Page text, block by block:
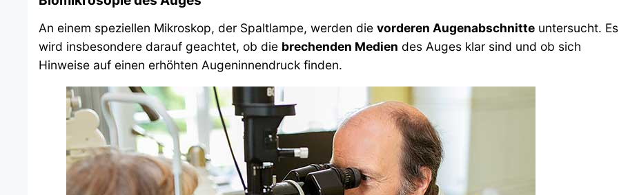
An einem speziellen Mikroskop, der Spaltlampe, werden die vorderen Augenabschnitte untersucht. Es
wird insbesondere darauf geachtet, ob die brechenden Medien des Auges klar sind und ob sich
Hinweise auf einen erhöhten Augeninnendruck finden.